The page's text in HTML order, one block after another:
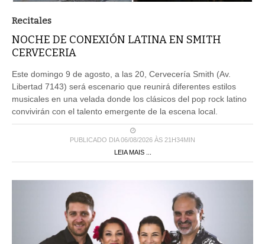
NOCHE DE CONEXIÓN LATINA EN SMITH
CERVECERIA
Libertad 7143) será escenario que reunirá diferentes estilos
musicales en una velada donde los clásicos del pop rock latino
convivirán con el talento emergente de la escena local.
PUBLICADO DIA 06/08/2026 ÀS 21H34MIN
LEIA MAIS ...